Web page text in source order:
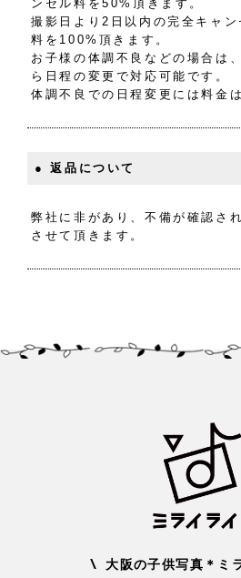
ンセル料を50%頂きます。
撮影日より2日以内の完全キャ
料を100%頂きます。
お子様の体調不良などの場合は
ら日程の変更で対応可能です。
体調不良での日程変更には料金
● 返品について
弊社に非があり、不備が確認さ
させて頂きます。
\ 大阪の子供写真＊ミ